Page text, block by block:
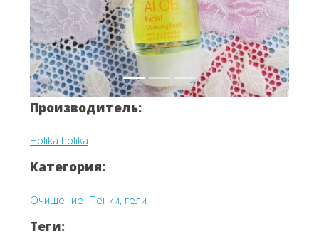
Производитель:
Holika holika
Категория:
Очищение Пенки, гели
Теги: